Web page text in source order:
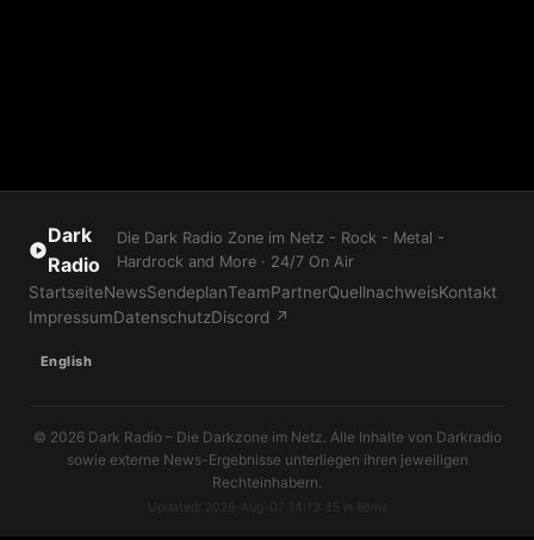
Dark
Radio
Die Dark Radio Zone im Netz - Rock - Metal -
Hardrock and More · 24/7 On Air
StartseiteNewsSendeplanTeamPartnerQuellnachweisKontakt
ImpressumDatenschutzDiscord ↗
English
© 2026 Dark Radio – Die Darkzone im Netz. Alle Inhalte von Darkradio
sowie externe News-Ergebnisse unterliegen ihren jeweiligen
Rechteinhabern.
Updated: 2026-Aug-07 14:13:35 in 66ms